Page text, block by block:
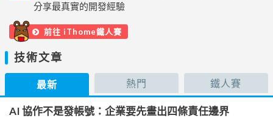
分享最真實的開發經驗
前往 iThome鐵人賽
技術文章
最新 熱門 鐵人賽
AI 協作不是發帳號：企業要先畫出四條責任邊界